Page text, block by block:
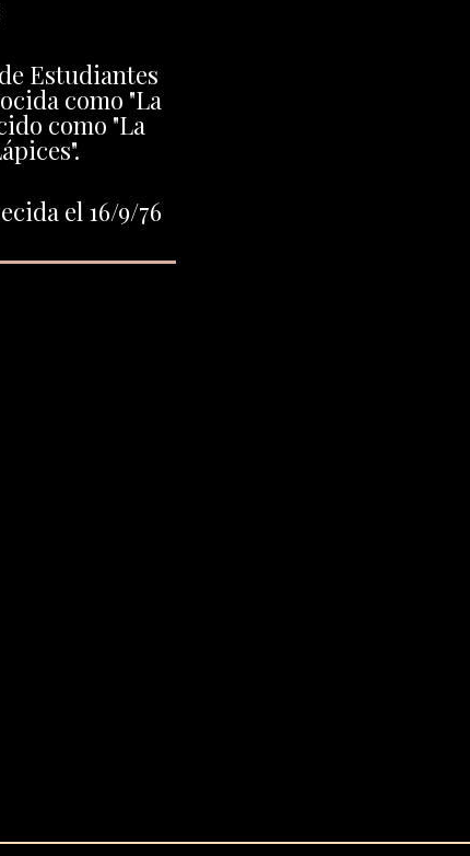
Estudiantes
como "La
como "La
el 16/9/76